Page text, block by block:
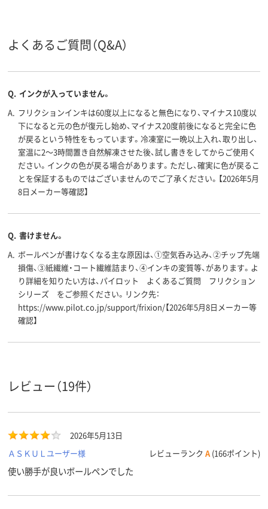
軸径 12.8mm
アスクル
スコア
よくあるご質問（Q&A）
Q. インクが入っていません。
A. フリクションインキは60度以上になると無色になり、マイナス10度以
下になると元の色が復元し始め、マイナス20度前後になると完全に色
が戻るという特性をもっています。冷凍室に一晩以上入れ、取り出し、
室温に2～3時間置き自然解凍させた後、試し書きをしてからご使用く
ださい。インクの色が戻る場合があります。ただし、確実に色が戻るこ
とを保証するものではございませんのでご了承ください。【2026年5月
8日メーカー等確認】
Q. 書けません。
A. ボールペンが書けなくなる主な原因は、①空気呑み込み、②チップ先端
損傷、③紙繊維・コート繊維詰まり、④インキの変質等、があります。よ
り詳細を知りたい方は、パイロット よくあるご質問 フリクション
シリーズ をご参照ください。リンク先：
https://www.pilot.co.jp/support/frixion/【2026年5月8日メーカー等
確認】
レビュー（19件）
2026年5月13日
ＡＳＫＵＬユーザー様
レビューランク A (166ポイント)
使い勝手が良いボールペンでした